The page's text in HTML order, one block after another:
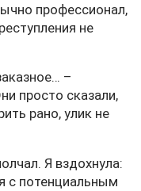
профессионал,
не
–
просто сказали,
рано, улик не
Я вздохнула:
с потенциальным